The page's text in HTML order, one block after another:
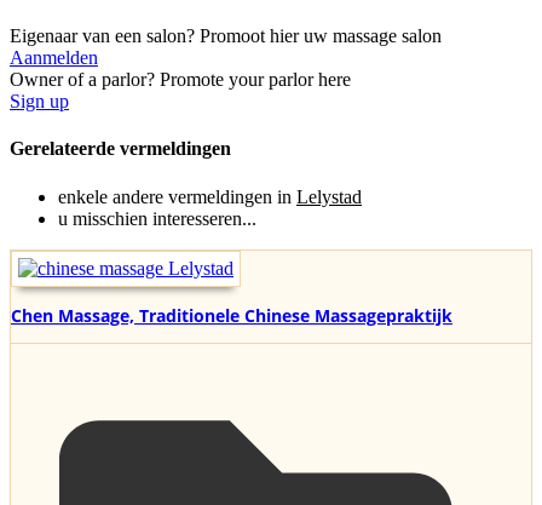
Eigenaar van een salon? Promoot hier uw massage salon
Aanmelden
Owner of a parlor? Promote your parlor here
Sign up
Gerelateerde vermeldingen
enkele andere vermeldingen in Lelystad
u misschien interesseren...
Chen Massage, Traditionele Chinese Massagepraktijk